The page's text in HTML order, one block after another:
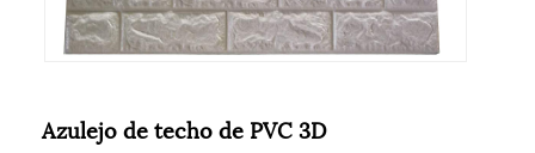
Azulejo de techo de PVC 3D